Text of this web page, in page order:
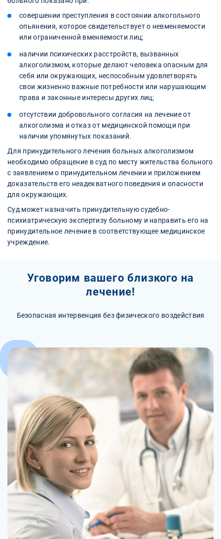
совершении преступления в состоянии алкогольного
опьянения, которое свидетельствует о невменяемости
или ограниченной вменяемости лиц;
наличии психических расстройств, вызванных
алкоголизмом, которые делают человека опасным для
себя или окружающих, неспособным удовлетворять
свои жизненно важные потребности или нарушающим
права и законные интересы других лиц;
отсутствии добровольного согласия на лечение от
алкоголизма и отказ от медицинской помощи при
наличии упомянутых показаний.
Для принудительного лечения больных алкоголизмом
необходимо обращение в суд по месту жительства больного
с заявлением о принудительном лечении и приложением
доказательств его неадекватного поведения и опасности
для окружающих.
Суд может назначить принудительную судебно-
психиатрическую экспертизу больному и направить его на
принудительное лечение в соответствующее медицинское
учреждение.
Уговорим вашего близкого на
лечение!
Безопасная интервенция без физического воздействия